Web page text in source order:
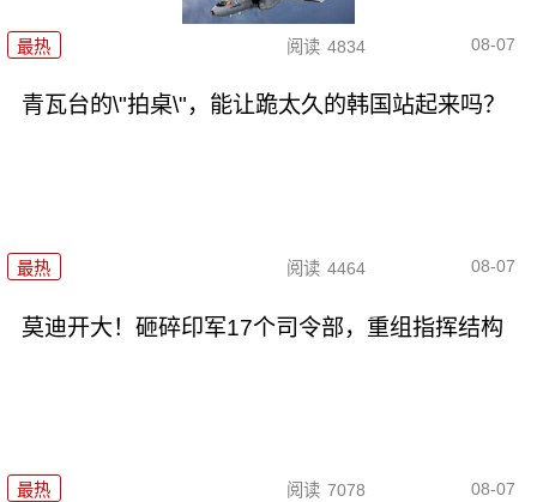
最热 阅读 4834 08-07
青瓦台的\"拍桌\"，能让跪太久的韩国站起来吗？
最热 阅读 4464 08-07
莫迪开大！砸碎印军17个司令部，重组指挥结构
最热 阅读 7078 08-07